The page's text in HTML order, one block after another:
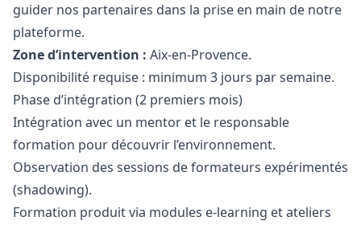
guider nos partenaires dans la prise en main de notre
plateforme.
Zone d’intervention : Aix-en-Provence.
Disponibilité requise : minimum 3 jours par semaine.
Phase d’intégration (2 premiers mois)
Intégration avec un mentor et le responsable
formation pour découvrir l’environnement.
Observation des sessions de formateurs expérimentés
(shadowing).
Formation produit via modules e-learning et ateliers